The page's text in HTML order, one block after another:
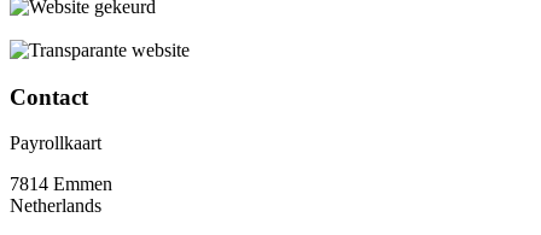
Contact
Payrollkaart
7814 Emmen
Netherlands